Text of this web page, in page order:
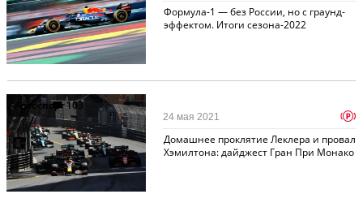
Формула-1 — без России, но с граунд-
эффектом. Итоги сезона-2022
Автоспорт103
Домашнее проклятие Леклера и провал
Хэмилтона: дайджест Гран При Монако
24 мая 2021 p